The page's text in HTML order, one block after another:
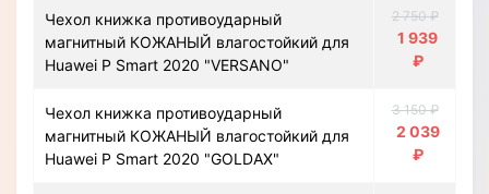
Чехол книжка противоударный
магнитный КОЖАНЫЙ влагостойкий для
Huawei P Smart 2020 "VERSANO"
2 750 ₽
1 939
₽
Чехол книжка противоударный
магнитный КОЖАНЫЙ влагостойкий для
Huawei P Smart 2020 "GOLDAX"
3 150 ₽
2 039
₽